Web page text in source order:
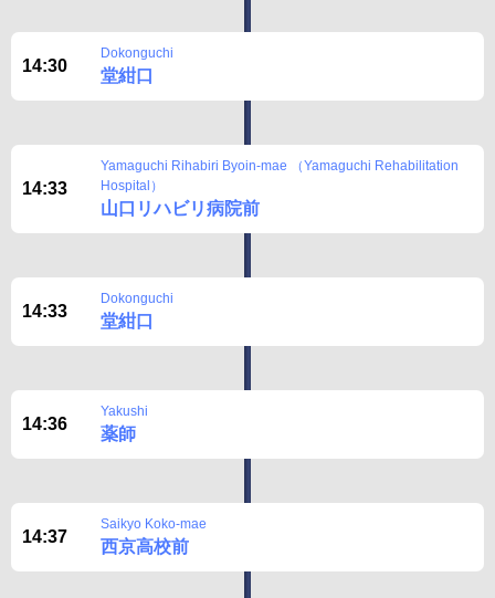
14:30
Dokonguchi
堂紺口
14:33
Yamaguchi Rihabiri Byoin-mae （Yamaguchi Rehabilitation
Hospital）
山口リハビリ病院前
14:33
Dokonguchi
堂紺口
14:36
Yakushi
薬師
14:37
Saikyo Koko-mae
西京高校前